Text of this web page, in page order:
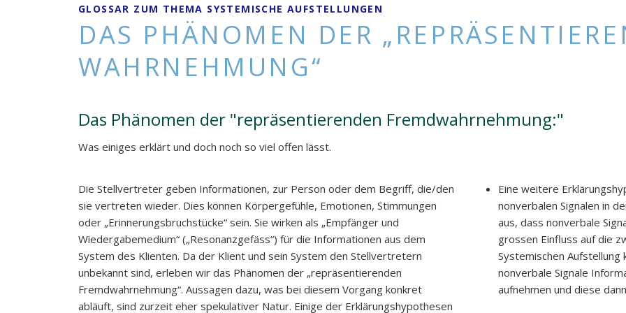
KlientIn
GLOSSAR ZUM THEMA SYSTEMISCHE AUFSTELLUNGEN
DAS PHÄNOMEN DER
WAHRNEHMUNG“
Das Phänomen der "repräsentierenden Fremdwahrnehmung:"
Was einiges erklärt und doch noch so viel offen lässt.
Die Stellvertreter geben Informationen, zur Person oder dem Begriff, die/den
sie vertreten wieder. Dies können Körpergefühle, Emotionen, Stimmungen
oder „Erinnerungsbruchstücke“ sein. Sie wirken als „Empfänger und
Wiedergabemedium“ („Resonanzgefäss“) für die Informationen aus dem
System des Klienten. Da der Klient und sein System den Stellvertretern
unbekannt sind, erleben wir das Phänomen der „repräsentierenden
Fremdwahrnehmung“. Aussagen dazu, was bei diesem Vorgang konkret
abläuft, sind zurzeit eher spekulativer Natur. Einige der Erklärungshypothesen
Eine weitere
nonverbalen Signalen in
aus, dass nonverbale
grossen Einfluss auf die
Systemischen
nonverbale Signale
aufnehmen und diese